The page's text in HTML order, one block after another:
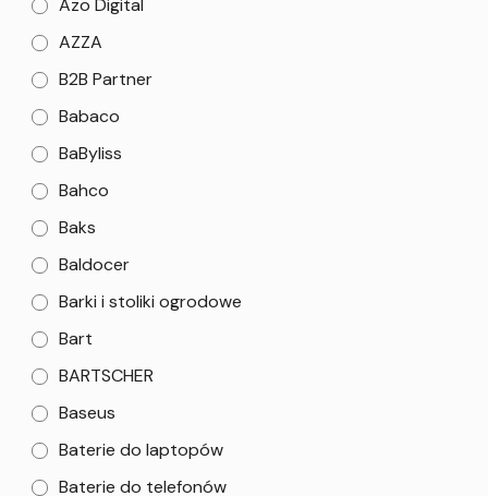
AZZA
B2B Partner
Babaco
BaByliss
Bahco
Baks
Baldocer
Barki i stoliki ogrodowe
Bart
BARTSCHER
Baseus
Baterie do laptopów
Baterie do telefonów